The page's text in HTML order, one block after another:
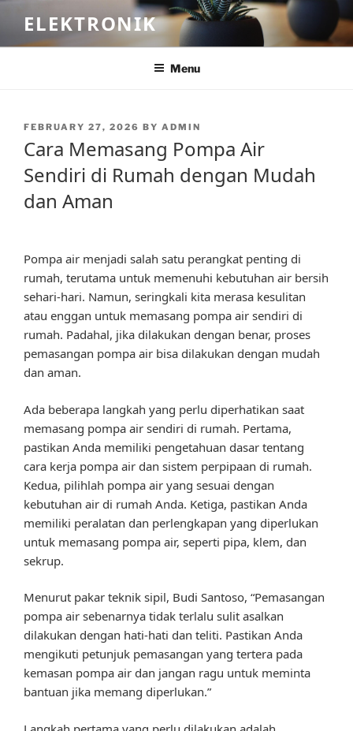
content
ELEKTRONIK
Menu
POSTED
FEBRUARY 27, 2026 BY ADMIN
Cara Memasang Pompa Air
Sendiri di Rumah dengan Mudah
dan Aman
Pompa air menjadi salah satu perangkat penting di
rumah, terutama untuk memenuhi kebutuhan air bersih
sehari-hari. Namun, seringkali kita merasa kesulitan
atau enggan untuk memasang pompa air sendiri di
rumah. Padahal, jika dilakukan dengan benar, proses
pemasangan pompa air bisa dilakukan dengan mudah
dan aman.
Ada beberapa langkah yang perlu diperhatikan saat
memasang pompa air sendiri di rumah. Pertama,
pastikan Anda memiliki pengetahuan dasar tentang
cara kerja pompa air dan sistem perpipaan di rumah.
Kedua, pilihlah pompa air yang sesuai dengan
kebutuhan air di rumah Anda. Ketiga, pastikan Anda
memiliki peralatan dan perlengkapan yang diperlukan
untuk memasang pompa air, seperti pipa, klem, dan
sekrup.
Menurut pakar teknik sipil, Budi Santoso, “Pemasangan
pompa air sebenarnya tidak terlalu sulit asalkan
dilakukan dengan hati-hati dan teliti. Pastikan Anda
mengikuti petunjuk pemasangan yang tertera pada
kemasan pompa air dan jangan ragu untuk meminta
bantuan jika memang diperlukan.”